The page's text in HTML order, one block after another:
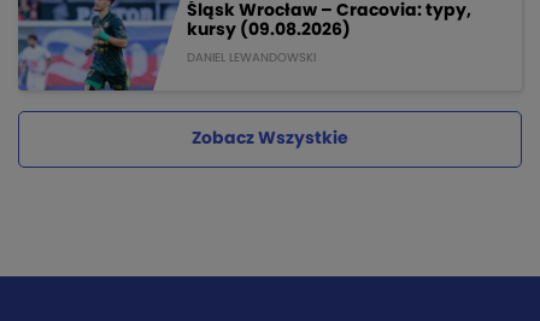
Śląsk Wrocław – Cracovia: typy,
kursy (09.08.2026)
DANIEL LEWANDOWSKI
Zobacz Wszystkie